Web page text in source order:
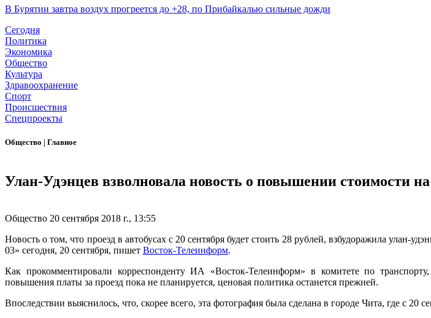
В Бурятии завтра воздух прогреется до +28, по Прибайкалью сильные дожди
Сегодня
Политика
Экономика
Общество
Культура
Здравоохранение
Спорт
Происшествия
Спецпроекты
Общество | Главное
Улан-Удэнцев взволновала новость о повышении стоимости на
Общество 20 сентября 2018 г., 13:55
Новость о том, что проезд в автобусах с 20 сентября будет стоить 28 рублей, взбудоражила
03» сегодня, 20 сентября, пишет Восток-Телеинформ.
Как прокомментировали корреспонденту ИА «Восток-Телеинформ» в комитете по
повышения платы за проезд пока не планируется, ценовая политика останется прежней.
Впоследствии выяснилось, что, скорее всего, эта фотография была сделана в городе Чита, где с 20